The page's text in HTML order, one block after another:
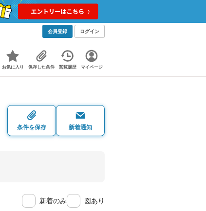
会員登録 ログイン
お気に入り 保存した条件 閲覧履歴 マイページ
条件を保存 新着通知
新着のみ 図あり